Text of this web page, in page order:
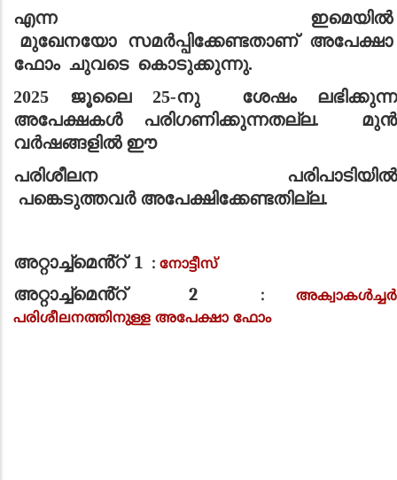
എന്ന ഇമെയിൽ
മുഖേനയോ സമർപ്പിക്കേണ്ടതാണ് അപേക്ഷാ
ഫോം ചുവടെ കൊടുക്കുന്നു.
2025 ജൂലൈ 25-നു
ശേഷം ലഭിക്കുന്ന
അപേക്ഷകൾ പരിഗണിക്കുന്നതല്ല. മുൻ
വർഷങ്ങളിൽ ഈ
പരിശീലന പരിപാടിയില്‍
പങ്കെടുത്തവർ അപേക്ഷിക്കേണ്ടതില്ല.
അറ്റാച്ച്മെൻ്റ് 1 : നോട്ടീസ്
അറ്റാച്ച്മെൻ്റ് 2 :അക്വാകൾച്ചർ
പരിശീലനത്തിനുള്ള അപേക്ഷാ ഫോം